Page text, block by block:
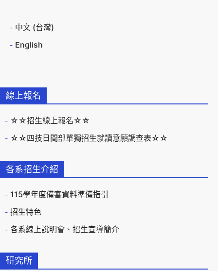
線上報名
☆☆招生線上報名☆☆
☆☆四技日間部單獨招生就讀意願調查表☆☆
各系招生介紹
115學年度備審資料準備指引
招生特色
各系線上說明會、招生宣導簡介
研究所
中文 (台灣)
English